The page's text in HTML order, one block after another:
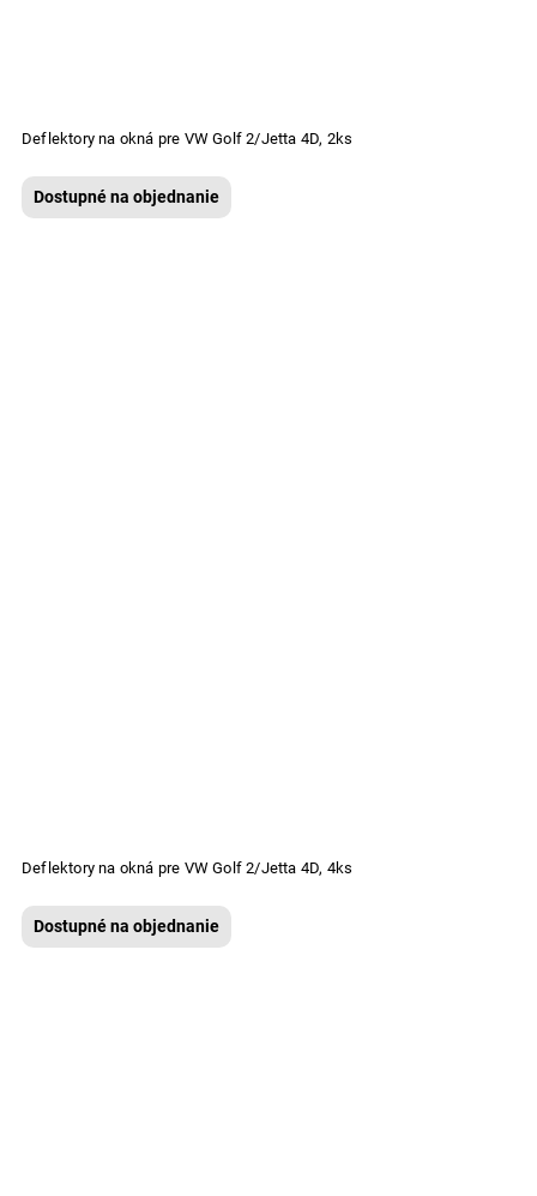
Deflektory na okná pre VW Golf 2/Jetta 4D, 2ks
Dostupné na objednanie
Deflektory na okná pre VW Golf 2/Jetta 4D, 4ks
Dostupné na objednanie